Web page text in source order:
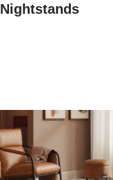
Nightstands